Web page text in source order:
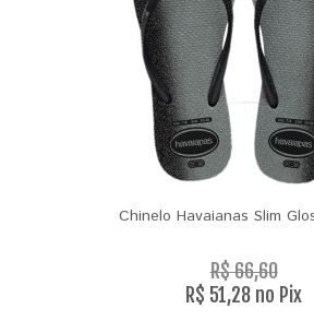
Chinelo Havaianas Slim
R$ 66,60
R$ 51,28 no Pix